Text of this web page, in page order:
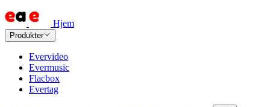
Hjem
Produkter
Evervideo
Evermusic
Flacbox
Evertag